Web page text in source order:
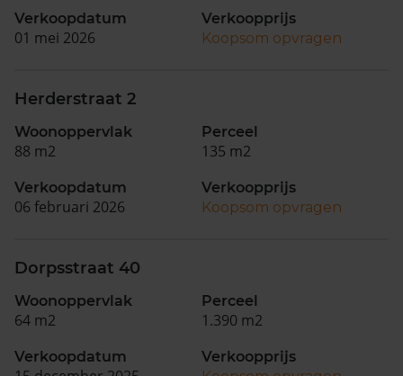
Verkoopdatum
01 mei 2026
Verkoopprijs
Koopsom opvragen
Herderstraat 2
Woonoppervlak
88 m2
Perceel
135 m2
Verkoopdatum
06 februari 2026
Verkoopprijs
Koopsom opvragen
Dorpsstraat 40
Woonoppervlak
64 m2
Perceel
1.390 m2
Verkoopdatum
Verkoopprijs